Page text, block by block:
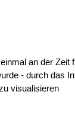
an der
- durch das
visualisieren